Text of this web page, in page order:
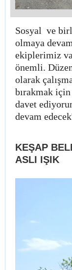
Sosyal ve
olmaya
ekiplerimiz
önemli.
olarak
bırakmak için
davet
devam
KEŞAP
ASLI IŞIK